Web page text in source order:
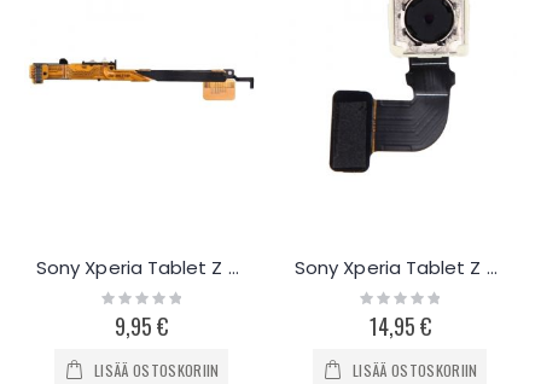
Sony Xperia Tablet Z Sensoreiden / mikrofonin flex-kaapeli
Rating:
0%9,95 €
LISÄÄ OSTOSKORIIN
Sony Xperia Tablet Z SGP312 takakamera
Rating:
0%
14,95 €
LISÄÄ OSTOSKORIIN